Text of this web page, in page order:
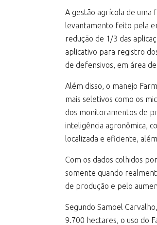
A gestão agrícola de uma
levantamento feito pela
redução de 1/3 das
aplicativo para registro
de defensivos, em área
Além disso, o manejo
mais seletivos como os
dos monitoramentos de
inteligência agronômica,
localizada e eficiente,
Com os dados colhidos
somente quando
de produção e pelo
Segundo Samoel
9.700 hectares, o uso do